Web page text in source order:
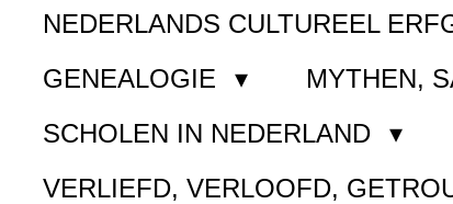
hoofdinhoud
NEDERLANDS CULTUREEL
GENEALOGIE
MYTHEN,
SCHOLEN IN NEDERLAND
VERLIEFD, VERLOOFD,